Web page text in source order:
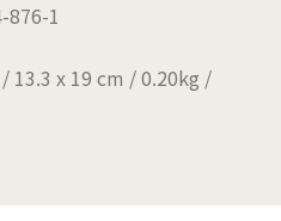
876-1
13.3 x 19 cm / 0.20kg /